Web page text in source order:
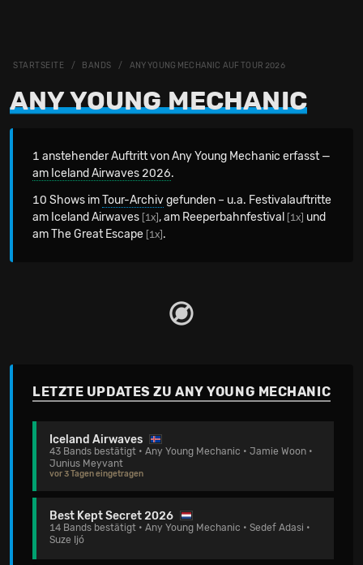
STARTSEITE BANDS ANY YOUNG MECHANIC AUF TOUR 2026
ANY YOUNG MECHANIC
1 anstehender Auftritt von Any Young Mechanic erfasst —
am Iceland Airwaves 2026.
10 Shows imTour-Archivgefunden – u.a. Festivalauftritte
am Iceland Airwaves [1x] , am Reeperbahnfestival [1x] und
am The Great Escape [1x] .
LETZTE UPDATES ZU ANY YOUNG MECHANIC
Iceland Airwaves
43 Bands bestätigt • Any Young Mechanic • Jamie Woon •
Junius Meyvant
vor 3 Tagen eingetragen
Best Kept Secret 2026
14 Bands bestätigt • Any Young Mechanic • Sedef Adasi •
Suze Ijó